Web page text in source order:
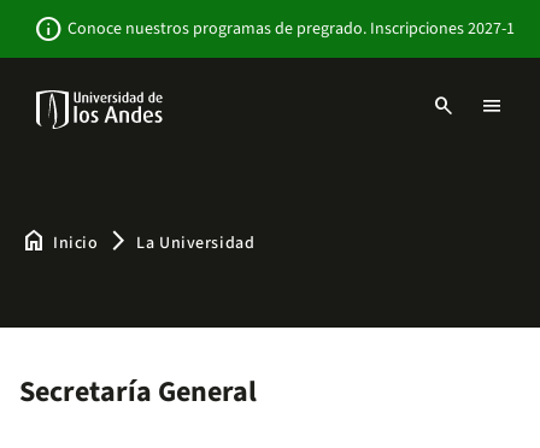
contenido
info Conoce nuestros programas de pregrado. Inscripciones 2027-1
search menu
home Inicio arrow_forward_ios La Universidad
Secretaría General